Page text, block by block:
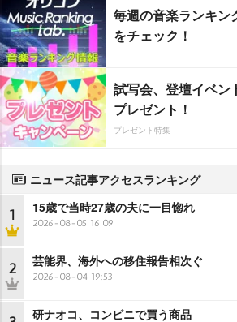
毎週の音楽ランキン
をチェック！
試写会、登壇イベン
プレゼント！
プレゼント特集
ニュース記事アクセスランキング
1 15歳で当時27歳の夫に一目惚れ
2026-08-05 16:09
2 芸能界、海外への移住報告相次ぐ
2026-08-04 19:53
研ナオコ、コンビニで買う商品